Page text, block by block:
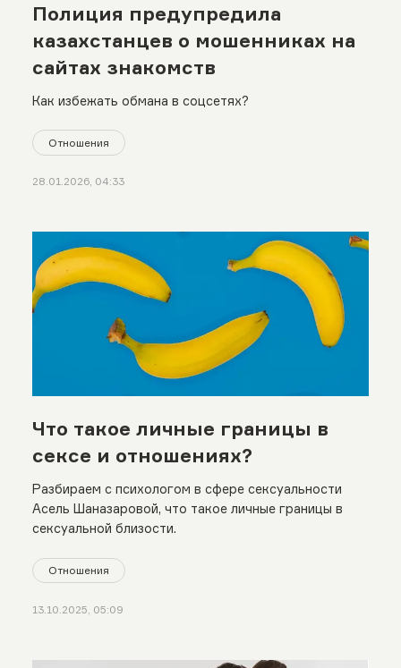
Полиция предупредила
казахстанцев о мошенниках на
сайтах знакомств
Как избежать обмана в соцсетях?
Отношения
28.01.2026, 04:33
Что такое личные границы в
сексе и отношениях?
Разбираем с психологом в сфере сексуальности
Асель Шаназаровой, что такое личные границы в
сексуальной близости.
Отношения
13.10.2025, 05:09